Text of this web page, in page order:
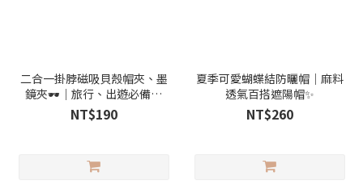
二合一掛脖磁吸貝殼帽夾、墨
鏡夾🕶️｜旅行、出遊必備神
器！
NT$190
夏季可愛蝴蝶結防曬帽｜麻料
透氣百搭遮陽帽✨
NT$260